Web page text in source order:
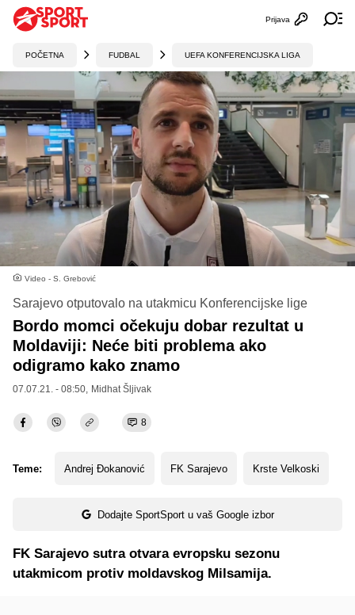
Otvori
Prijava
POČETNA FUDBAL UEFA KONFERENCIJSKA LIGA
Video - S. Grebović
Sarajevo otputovalo na utakmicu Konferencijske lige
Bordo momci očekuju dobar rezultat u
Moldaviji: Neće biti problema ako
odigramo kako znamo
07.07.21. - 08:50, Midhat Šljivak
8
Teme: Andrej Đokanović FK Sarajevo Krste Velkoski
Dodajte SportSport u vaš Google izbor
FK Sarajevo sutra otvara evropsku sezonu
utakmicom protiv moldavskog Milsamija.